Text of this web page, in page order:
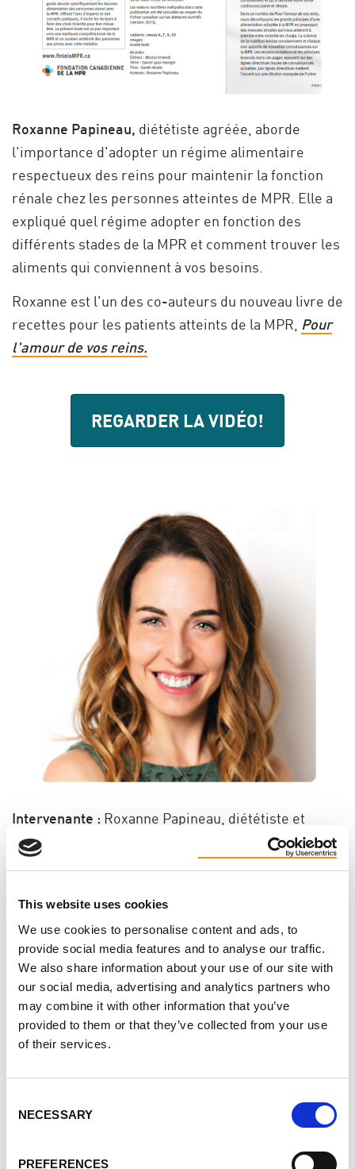
This website uses cookies
We use cookies to personalise content and ads, to
provide social media features and to analyse our traffic.
We also share information about your use of our site with
our social media, advertising and analytics partners who
may combine it with other information that you’ve
provided to them or that they’ve collected from your use
of their services.
Selection
NECESSARY
PREFERENCES
Roxanne Papineau, diététiste agréée, aborde
l'importance d'adopter un régime alimentaire
respectueux des reins pour maintenir la fonction
rénale chez les personnes atteintes de MPR. Elle a
expliqué quel régime adopter en fonction des
différents stades de la MPR et comment trouver les
aliments qui conviennent à vos besoins.
Roxanne est l'un des co-auteurs du nouveau livre de
recettes pour les patients atteints de la MPR, Pour
l'amour de vos reins.
REGARDER LA VIDÉO!
Intervenante : Roxanne Papineau, diététiste et
nutritionniste
baccalauréat en nutrition à l’Université Laval, où
elle s’est ensuite spécialisée pour recevoir un
diplôme d’études supérieures en alimentation
fonctionnelle et santé.
Roxanne est nutritionniste clinicienne en
néphrologie à l’Institut universitaire de cardiologie
baccalauréat en nutrition clinique et le doctorat en
du RNNQ (Regroupement des nutritionnistes en